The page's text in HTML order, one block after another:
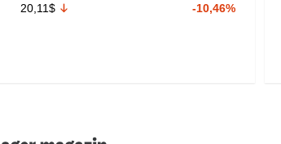
20,11$ -10,46%